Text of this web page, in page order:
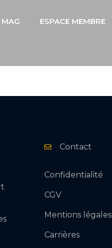
MAG ESPACE MEMBRE
Contact
Confidentialité
CGV
Mentions légales
Carrières